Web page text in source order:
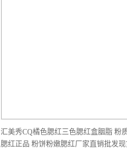
汇美秀CQ橘色腮红三色腮红盒胭脂 粉
腮红正品 粉饼粉嫩腮红厂家直销批发